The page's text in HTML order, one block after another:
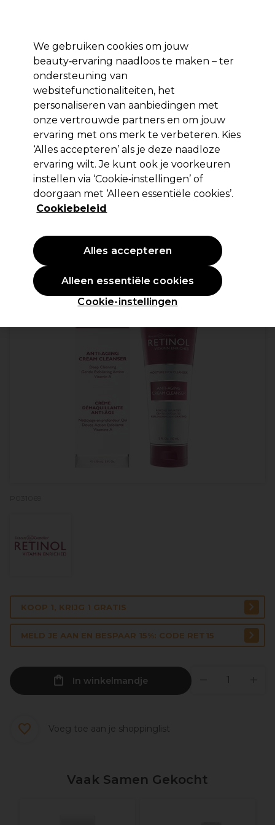
Aanmelden
Merken Deals 🌟 Haar Elektra Beauty
Volgende dag geleverd*
Na verzending, maandag t/m vrijdag
Retinol
Retinol Antiverouderende Crème Cleanser
150ml
(2)
9.97 € per 100ml
PROMOTIE
KOOP 1, KRIJG 1 GRATIS
MELD JE AAN EN BESPAAR 15%: CODE RET15
In winkelmandje
Voeg toe aan je shoppinglist
Vaak Samen Gekocht
We gebruiken cookies om jouw
beauty‑ervaring naadloos te maken – ter
ondersteuning van
websitefunctionaliteiten, het
personaliseren van aanbiedingen met
onze vertrouwde partners en om jouw
ervaring met ons merk te verbeteren. Kies
‘Alles accepteren’ als je deze naadloze
ervaring wilt. Je kunt ook je voorkeuren
instellen via ‘Cookie‑instellingen’ of
doorgaan met ‘Alleen essentiële cookies’.
Cookiebeleid
Cookie-instellingen
Alleen essentiële cookies
Alles accepteren